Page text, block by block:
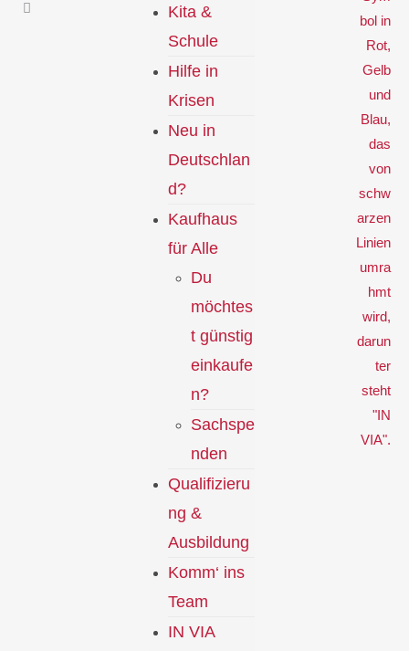
Kita &
Schule
Hilfe in
Krisen
Neu in
Deutschlan
d?
Kaufhaus
für Alle
Du
möchtes
t günstig
einkaufe
n?
Sachspe
nden
Qualifizieru
ng &
Ausbildung
Komm‘ ins
Team
IN VIA